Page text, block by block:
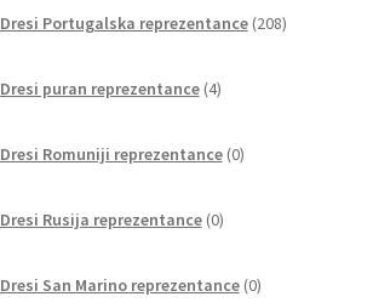
Dresi Portugalska reprezentance 208izdelkov
Dresi puran reprezentance 4izdelki
Dresi Romuniji reprezentance 0izdelkov
Dresi Rusija reprezentance 0izdelkov
Dresi San Marino reprezentance 0izdelkov